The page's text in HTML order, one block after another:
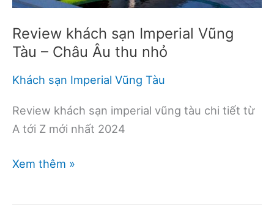
Review khách sạn Imperial Vũng
Tàu – Châu Âu thu nhỏ
Khách sạn Imperial Vũng Tàu
Review khách sạn imperial vũng tàu chi tiết từ
A tới Z mới nhất 2024
Review
Xem thêm »